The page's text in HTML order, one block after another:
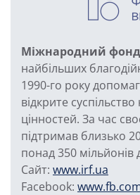
Міжнародний
найбільших
1990-го року
відкрите
цінностей. За час
підтримав близько
понад 350
Сайт: www.irf.ua
Facebook: